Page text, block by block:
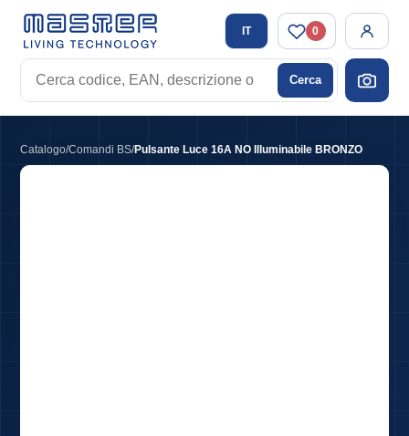
Cerca
EAN,
o
tag
Cerca
IT 0
Catalogo/Comandi BS/Pulsante Luce 16A NO Illuminabile BRONZO